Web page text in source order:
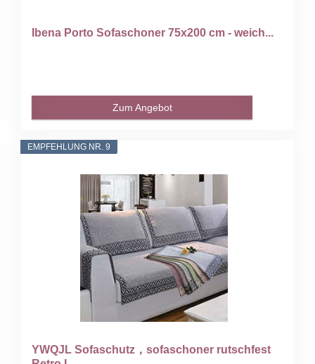
Ibena Porto Sofaschoner 75x200 cm - weich...
Zum Angebot
EMPFEHLUNG NR. 9
YWQJL Sofaschutz，sofaschoner rutschfest